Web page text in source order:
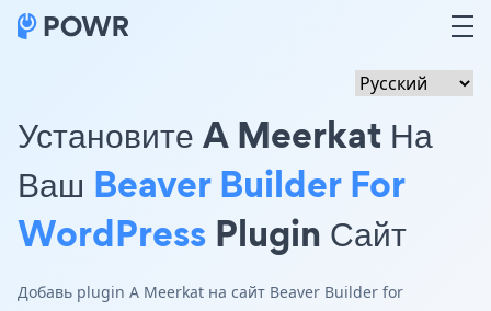
Установите A Meerkat На
Ваш Beaver Builder For
WordPress Plugin Сайт
Добавь plugin A Meerkat на сайт Beaver Builder for